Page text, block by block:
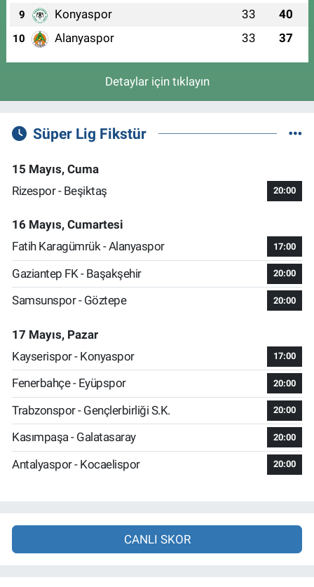
9 Konyaspor 33 40
10 Alanyaspor 33 37
Detaylar için tıklayın
Süper Lig Fikstür
15 Mayıs, Cuma
Rizespor - Beşiktaş
20:00
16 Mayıs, Cumartesi
Fatih Karagümrük - Alanyaspor
17:00
Gaziantep FK - Başakşehir 20:00
Samsunspor - Göztepe 20:00
17 Mayıs, Pazar
Kayserispor - Konyaspor
17:00
Fenerbahçe - Eyüpspor 20:00
Trabzonspor - Gençlerbirliği S.K. 20:00
Kasımpaşa - Galatasaray 20:00
Antalyaspor - Kocaelispor 20:00
CANLI SKOR